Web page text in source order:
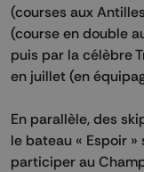
(courses aux
(course en double
puis par la célèbre
en juillet (en
En parallèle, des
le bateau « Espoir
participer au